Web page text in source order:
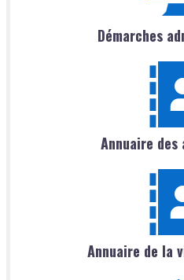
Démarches
Annuaire
Annuaire de la